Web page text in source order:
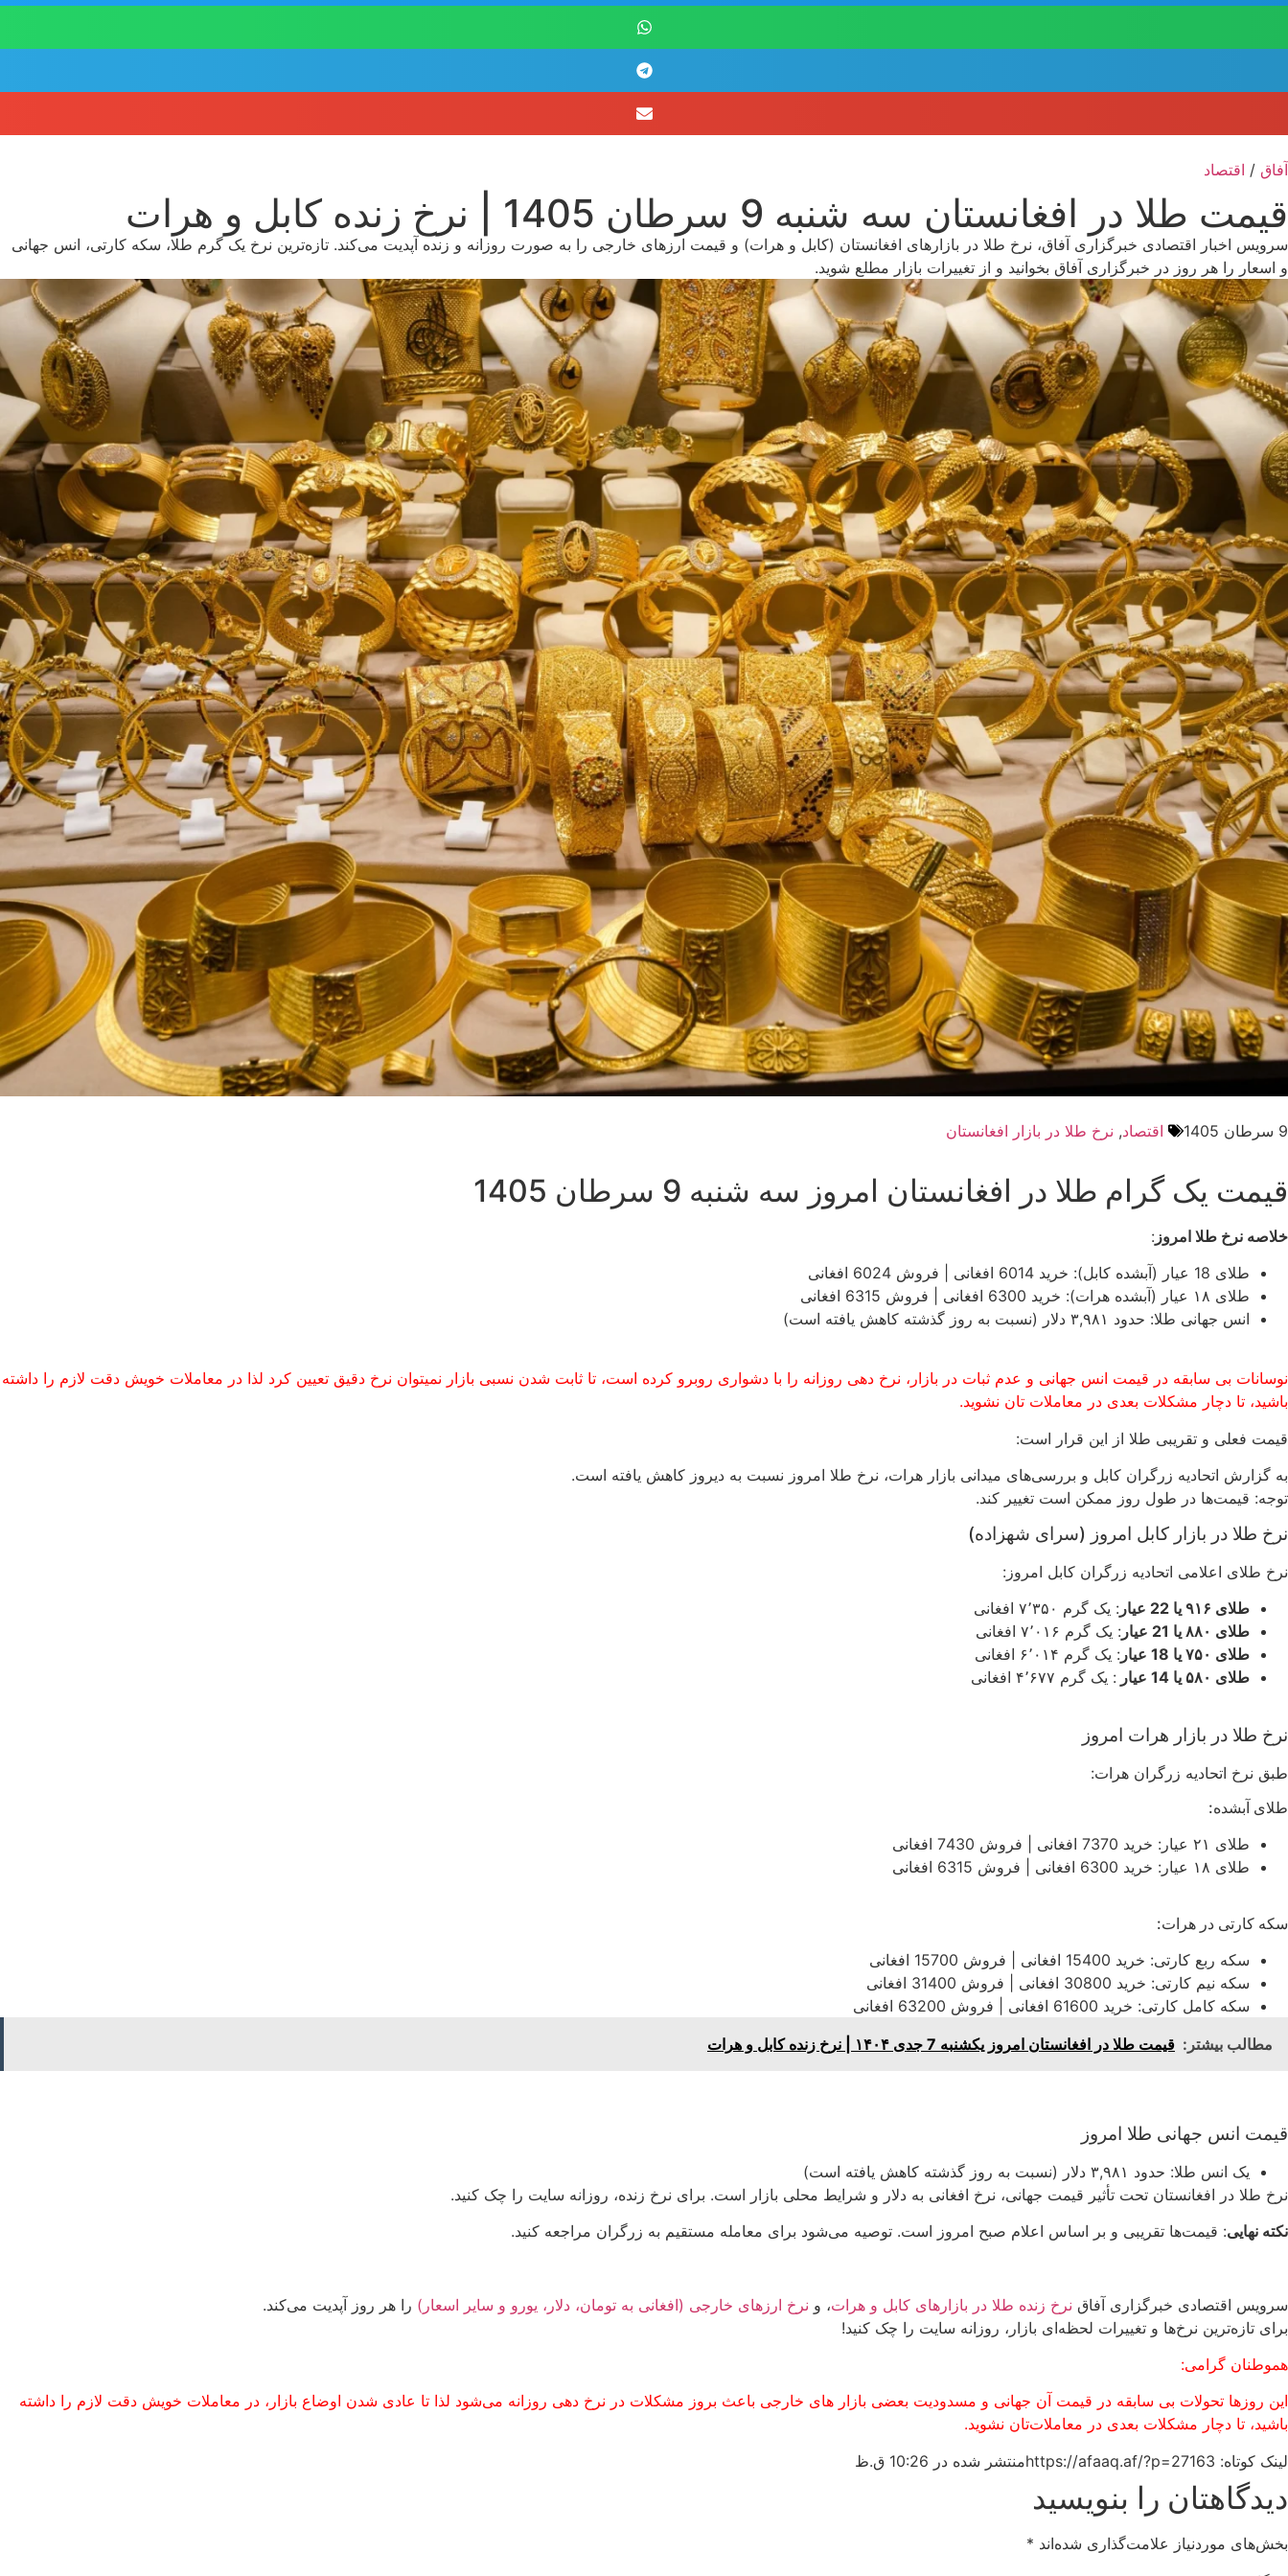
آفاق / اقتصاد
قیمت طلا در افغانستان سه شنبه 9 سرطان 1405 | نرخ زنده کابل و هرات
سرویس اخبار اقتصادی خبرگزاری آفاق، نرخ طلا در بازارهای افغانستان (کابل و هرات) و قیمت ارزهای خارجی را به صورت روزانه و زنده آپدیت می‌کند. تازه‌ترین نرخ یک گرم طلا، سکه کارتی، انس جهانی
و اسعار را هر روز در خبرگزاری آفاق بخوانید و از تغییرات بازار مطلع شوید.
9 سرطان 1405 اقتصاد, نرخ طلا در بازار افغانستان
قیمت یک گرام طلا در افغانستان امروز سه شنبه 9 سرطان 1405
خلاصه نرخ طلا امروز :
طلای 18 عیار (آبشده کابل): خرید 6014 افغانی | فروش 6024 افغانی
طلای ۱۸ عیار (آبشده هرات): خرید 6300 افغانی | فروش 6315 افغانی
انس جهانی طلا: حدود ۳,۹۸۱ دلار (نسبت به روز گذشته کاهش یافته است)
نوسانات بی سابقه در قیمت انس جهانی و عدم ثبات در بازار، نرخ دهی روزانه را با دشواری روبرو کرده است، تا ثابت شدن نسبی بازار نمیتوان نرخ دقیق تعیین کرد لذا در معاملات خویش دقت لازم را داشته
باشید، تا دچار مشکلات بعدی در معاملات تان نشوید.
قیمت فعلی و تقریبی طلا از این قرار است:
به گزارش اتحادیه زرگران کابل و بررسی‌های میدانی بازار هرات، نرخ طلا امروز نسبت به دیروز کاهش یافته است.
توجه: قیمت‌ها در طول روز ممکن است تغییر کند.
نرخ طلا در بازار کابل امروز (سرای شهزاده)
نرخ طلای اعلامی اتحادیه زرگران کابل امروز:
طلای ۹۱۶ یا 22 عیار
: یک گرم ۷٬۳۵۰ افغانی
طلای ۸۸۰ یا 21 عیار
: یک گرم ۷٬۰۱۶ افغانی
طلای ۷۵۰ یا 18 عیار
: یک گرم ۶٬۰۱۴ افغانی
طلای ۵۸۰ یا 14 عیار
: یک گرم ۴٬۶۷۷ افغانی
نرخ طلا در بازار هرات امروز
طبق نرخ اتحادیه زرگران هرات:
طلای آبشده:
طلای ۲۱ عیار: خرید 7370 افغانی | فروش 7430 افغانی
طلای ۱۸ عیار: خرید 6300 افغانی | فروش 6315 افغانی
سکه کارتی در هرات:
سکه ربع کارتی: خرید 15400 افغانی | فروش 15700 افغانی
سکه نیم کارتی: خرید 30800 افغانی | فروش 31400 افغانی
سکه کامل کارتی: خرید 61600 افغانی | فروش 63200 افغانی
مطالب بیشتر: قیمت طلا در افغانستان امروز یکشنبه 7 جدی ۱۴۰۴ | نرخ زنده کابل و هرات
قیمت انس جهانی طلا امروز
یک انس طلا: حدود ۳,۹۸۱ دلار (نسبت به روز گذشته کاهش یافته است)
نرخ طلا در افغانستان تحت تأثیر قیمت جهانی، نرخ افغانی به دلار و شرایط محلی بازار است. برای نرخ زنده، روزانه سایت را چک کنید.
نکته نهایی: قیمت‌ها تقریبی و بر اساس اعلام صبح امروز است. توصیه می‌شود برای معامله مستقیم به زرگران مراجعه کنید.
سرویس اقتصادی خبرگزاری آفاق نرخ زنده طلا در بازارهای کابل و هرات، و نرخ ارزهای خارجی (افغانی به تومان، دلار، یورو و سایر اسعار) را هر روز آپدیت می‌کند.
برای تازه‌ترین نرخ‌ها و تغییرات لحظه‌ای بازار، روزانه سایت را چک کنید!
هموطنان گرامی:
این روزها تحولات بی سابقه در قیمت آن جهانی و مسدودیت بعضی بازار های خارجی باعث بروز مشکلات در نرخ دهی روزانه می‌شود لذا تا عادی شدن اوضاع بازار، در معاملات خویش دقت لازم را داشته
باشید، تا دچار مشکلات بعدی در معاملات‌تان نشوید.
لینک کوتاه: https://afaaq.af/?p=27163
منتشر شده در 10:26 ق.ظ
دیدگاهتان را بنویسید
بخش‌های موردنیاز علامت‌گذاری شده‌اند *